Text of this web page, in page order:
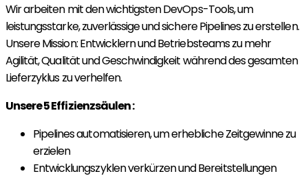
Wir arbeiten mit den wichtigsten DevOps-Tools, um
leistungsstarke, zuverlässige und sichere Pipelines zu erstellen.
Unsere Mission: Entwicklern und Betriebsteams zu mehr
Agilität, Qualität und Geschwindigkeit während des gesamten
Lieferzyklus zu verhelfen.
Unsere 5 Effizienzsäulen :
Pipelines automatisieren, um erhebliche Zeitgewinne zu
erzielen
Entwicklungszyklen verkürzen und Bereitstellungen